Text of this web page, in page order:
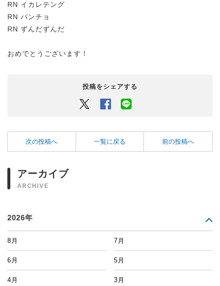
RN イカレテング
RN パンチョ
RN ずんだずんだ
おめでとうございます！
投稿をシェアする
Twitter Facebook
次の投稿へ 一覧に戻る 前の投稿へ
アーカイブ
ARCHIVE
2026年
8月 7月
6月 5月
4月 3月